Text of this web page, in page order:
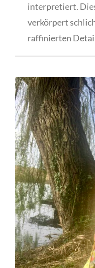
interpretiert.
verkörpert
raffinierten
Blühende